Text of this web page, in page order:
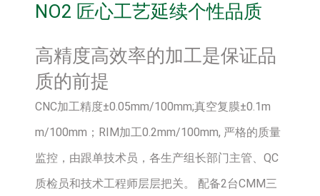
NO2 匠心工艺延续个性品质
高精度高效率的加工是保证品
质的前提
CNC加工精度±0.05mm/100mm;真空复膜±0.1m
m/100mm；RIM加工0.2mm/100mm, 严格的质量
监控，由跟单技术员，各生产组长部门主管、QC
质检员和技术工程师层层把关。 配备2台CMM三